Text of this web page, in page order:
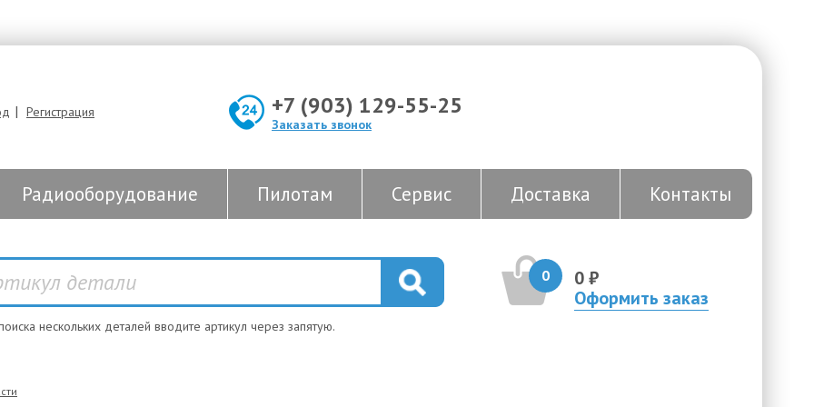
| Регистрация +7 (903) 129-55-25
Заказать звонок
Радиооборудование Пилотам Сервис Доставка Контакты
0
0 ₽
Оформить заказ
нескольких деталей вводите артикул через запятую.